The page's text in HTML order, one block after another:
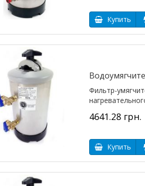
Купить
Фильтр-
4641.28 грн.
Купить